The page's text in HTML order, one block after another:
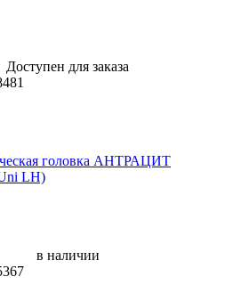
Доступен для заказа
головка АНТРАЦИТ
LH)
в наличии